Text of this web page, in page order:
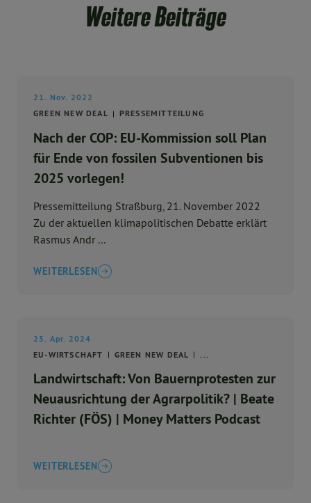
Weitere Beiträge
21. Nov. 2022
GREEN NEW DEAL
PRESSEMITTEILUNG
Nach der COP: EU-Kommission soll Plan
für Ende von fossilen Subventionen bis
2025 vorlegen!
Pressemitteilung Straßburg, 21. November 2022
Zu der aktuellen klimapolitischen Debatte erklärt
Rasmus Andr ...
WEITERLESEN
25. Apr. 2024
EU-WIRTSCHAFT
GREEN NEW DEAL ...
Landwirtschaft: Von Bauernprotesten zur
Neuausrichtung der Agrarpolitik? | Beate
Richter (FÖS) | Money Matters Podcast
WEITERLESEN